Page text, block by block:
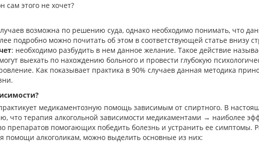
сам этого не хочет?
возможна по решению суда, однако необходимо понимать, что
подробно можно почитать об этом в соответствующей статье внизу
: необходимо разбудить в нем данное желание. Такое действие
выехать по нахождению больного и провести глубокую
Как показывает практика в 90% случаев данная методика
медикаментозную помощь зависимым от спиртного. В
что терапия алкогольной зависимости медикаментами → наиболее
препаратов помогающих победить болезнь и устранить ее симптомы.
алкоголикам, можно выделить основные из них: